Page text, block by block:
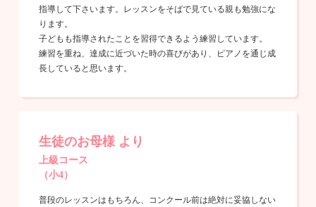
指導して下さいます。レッスンをそばで見ている親も勉強にな
ります。
子どもも指導されたことを習得できるよう練習しています。
練習を重ね、達成に近づいた時の喜びがあり、ピアノを通じ成
長していると思います。
生徒のお母様 より
上級コース
（小4）
普段のレッスンはもちろん、コンクール前は絶対に妥協しない